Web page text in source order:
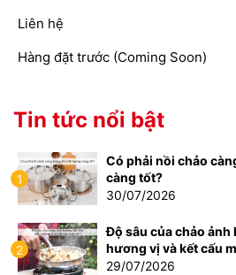
Liên hệ
Hàng đặt trước (Coming Soon)
Tin tức nổi bật
1
Có phải nồi chảo
càng tốt?
30/07/2026
2
Độ sâu của chảo ảnh
hương vị và kết cấu
29/07/2026